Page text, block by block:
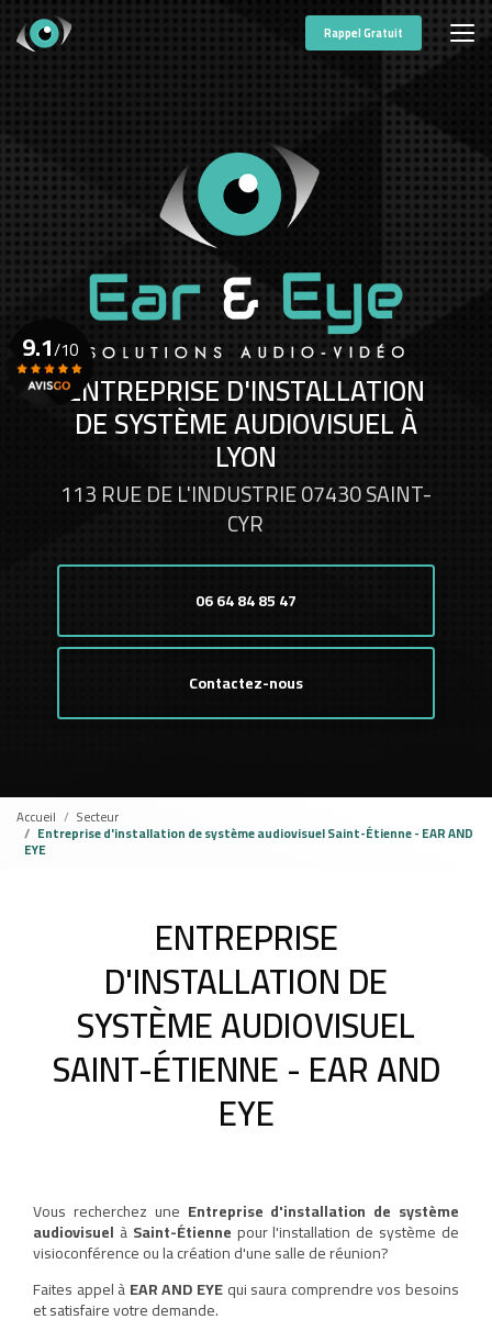
contenu
Rappel Gratuit
ENTREPRISE D'INSTALLATION
DE SYSTÈME AUDIOVISUEL À
LYON
113 RUE DE L'INDUSTRIE 07430 SAINT-
CYR
06 64 84 85 47
Contactez-nous
9.1/10
Voir le certificat
Accueil Secteur
Entreprise d'installation de système audiovisuel Saint-Étienne - EAR AND
EYE
ENTREPRISE
D'INSTALLATION DE
SYSTÈME AUDIOVISUEL
SAINT-ÉTIENNE - EAR AND
EYE
Vous recherchez une Entreprise d'installation de système
audiovisuel à Saint-Étienne pour l'installation de système de
visioconférence ou la création d'une salle de réunion?
Faites appel àEAR AND EYEqui saura comprendre vos besoins
et satisfaire votre demande.